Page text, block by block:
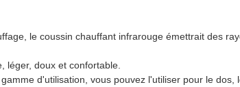
le coussin chauffant infrarouge émettrait des
léger, doux et confortable.
d'utilisation, vous pouvez l'utiliser pour le dos,